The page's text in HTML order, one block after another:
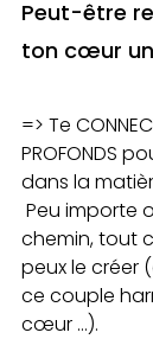
Peut-être
ton cœur
=> Te
PROFONDS
dans la
chemin, tout
peux le créer
ce couple
cœur …).